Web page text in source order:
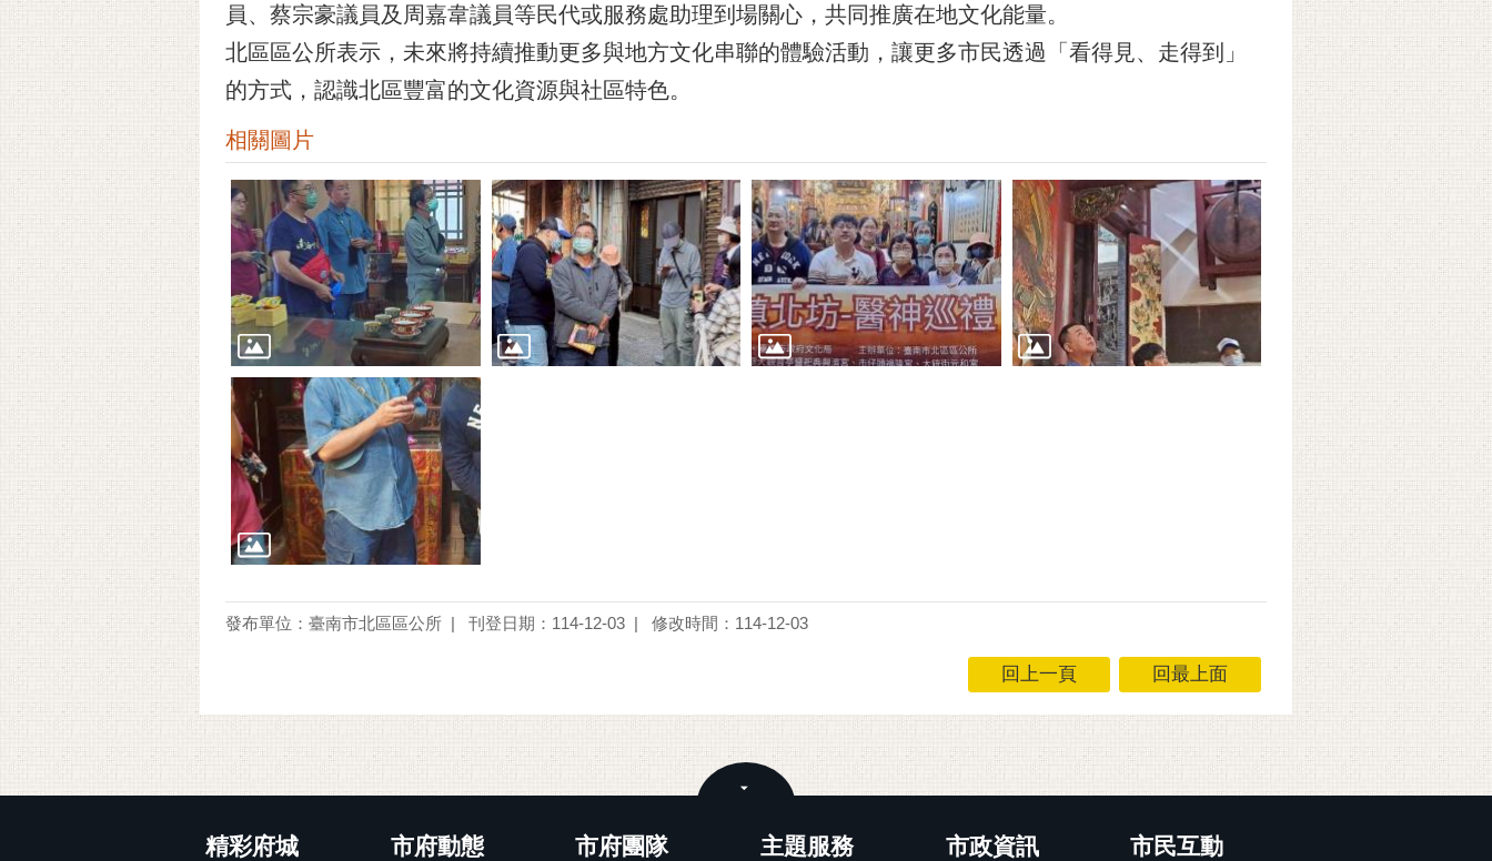
員、蔡宗豪議員及周嘉韋議員等民代或服務處助理到場關心，共同推廣在地文化能量。
北區區公所表示，未來將持續推動更多與地方文化串聯的體驗活動，讓更多市民透過「看得見、走得到」
的方式，認識北區豐富的文化資源與社區特色。
相關圖片
發布單位：臺南市北區區公所 刊登日期：114-12-03 修改時間：114-12-03
回上一頁 回最上面
精彩府城 市府動態 市府團隊 主題服務 市政資訊 市民互動